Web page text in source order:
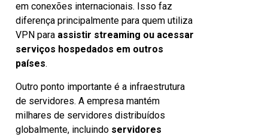
em conexões internacionais. Isso faz
diferença principalmente para quem utiliza
VPN para assistir streaming ou acessar
serviços hospedados em outros
países.
Outro ponto importante é a infraestrutura
de servidores. A empresa mantém
milhares de servidores distribuídos
globalmente, incluindo servidores